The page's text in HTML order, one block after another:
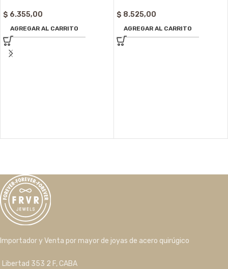
$ 6.355,00
AGREGAR AL CARRITO
$ 8.525,00
AGREGAR AL CARRITO
Importador y Venta por mayor de joyas de acero quirúgico
Libertad 353 2 F, CABA